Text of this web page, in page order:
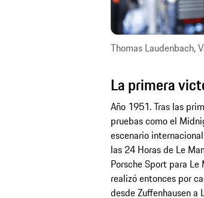
Thomas Laudenbach,
La primera
Año 1951. Tras las
pruebas como el
escenario
las 24 Horas de Le
Porsche Sport para
realizó entonces por
desde Zuffenhausen a